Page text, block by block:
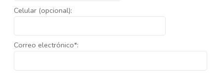
Celular (opcional):
Correo electrónico*: